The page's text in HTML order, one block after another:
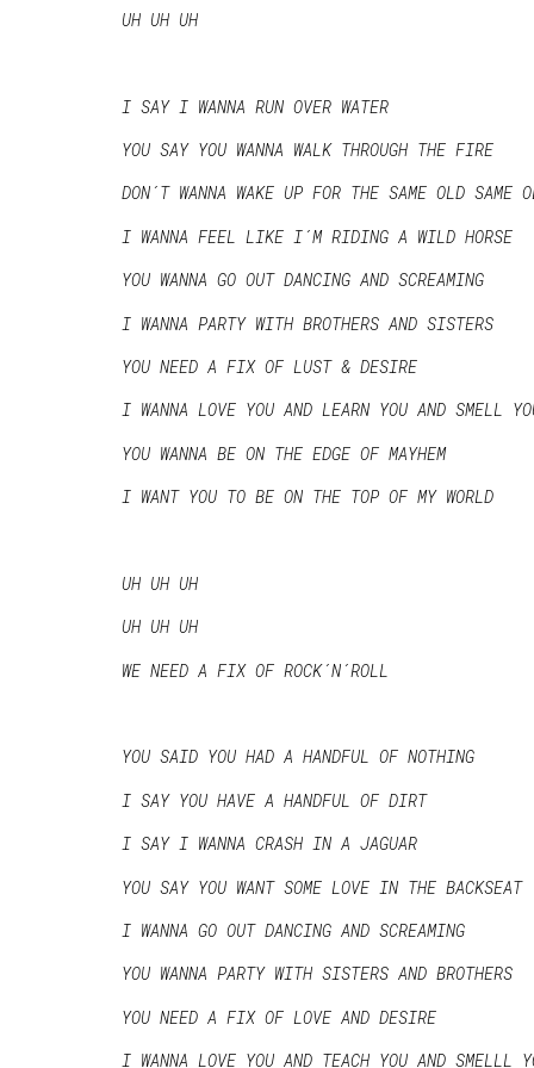
UH UH UH
I SAY I WANNA RUN OVER WATER
YOU SAY YOU WANNA WALK THROUGH THE FIRE
DON´T WANNA WAKE UP FOR THE SAME OLD SAME
I WANNA FEEL LIKE I´M RIDING A WILD HORSE
YOU WANNA GO OUT DANCING AND SCREAMING
I WANNA PARTY WITH BROTHERS AND SISTERS
YOU NEED A FIX OF LUST & DESIRE
I WANNA LOVE YOU AND LEARN YOU AND SMELL
YOU WANNA BE ON THE EDGE OF MAYHEM
I WANT YOU TO BE ON THE TOP OF MY WORLD
UH UH UH
UH UH UH
WE NEED A FIX OF ROCK´N´ROLL
YOU SAID YOU HAD A HANDFUL OF NOTHING
I SAY YOU HAVE A HANDFUL OF DIRT
I SAY I WANNA CRASH IN A JAGUAR
YOU SAY YOU WANT SOME LOVE IN THE BACKSEAT
I WANNA GO OUT DANCING AND SCREAMING
YOU WANNA PARTY WITH SISTERS AND BROTHERS
YOU NEED A FIX OF LOVE AND DESIRE
I WANNA LOVE YOU AND TEACH YOU AND SMELLL